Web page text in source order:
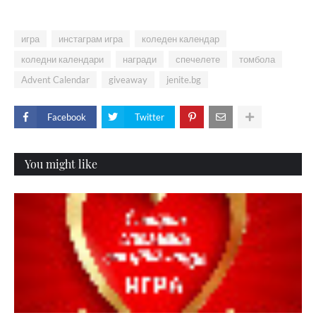
игра инстаграм игра
коледен календар
коледни календари
награди спечелете
томбола
Advent Calendar
giveaway jenite.bg
Facebook Twitter
You might like